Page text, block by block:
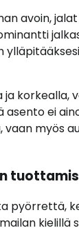
avoin,
ja korkealla,
asento ei
vaan myös
pyörrettä,
kielillä